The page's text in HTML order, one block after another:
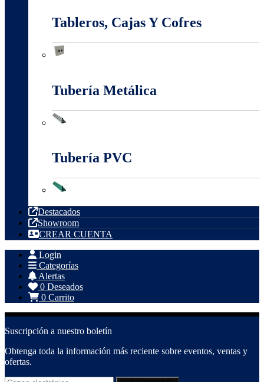
Tableros, Cajas Y Cofres
Tubería Metálica
Tubería PVC
Destacados
Showroom
CREAR CUENTA
Login
Categorías
Alertas
0 Deseados
0 Carrito
Suscripción a nuestro boletín
Obtenga toda la información más reciente sobre eventos, ventas y
ofertas.